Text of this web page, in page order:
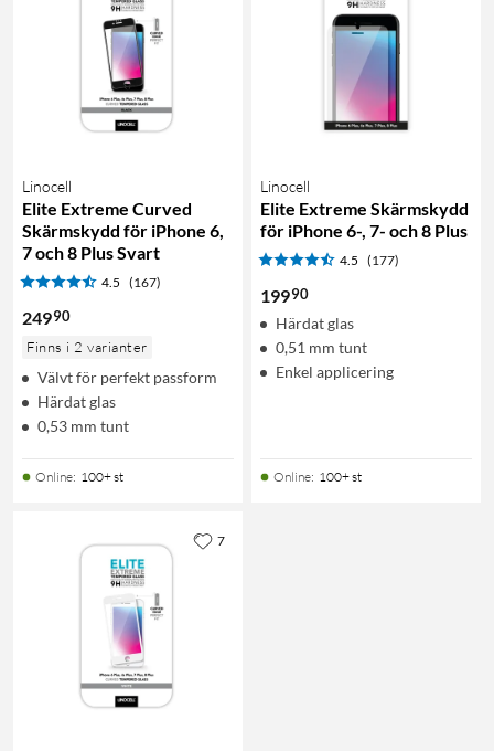
Linocell
Elite Extreme Curved
Skärmskydd för iPhone 6,
7 och 8 Plus Svart
4.5 (167)
24990
Finns i 2 varianter
Välvt för perfekt passform
Härdat glas
0,53 mm tunt
Online: 100+ st
Linocell
Elite Extreme Skärmskydd
för iPhone 6-, 7- och 8 Plus
4.5 (177)
19990
Härdat glas
0,51 mm tunt
Enkel applicering
Online: 100+ st
7